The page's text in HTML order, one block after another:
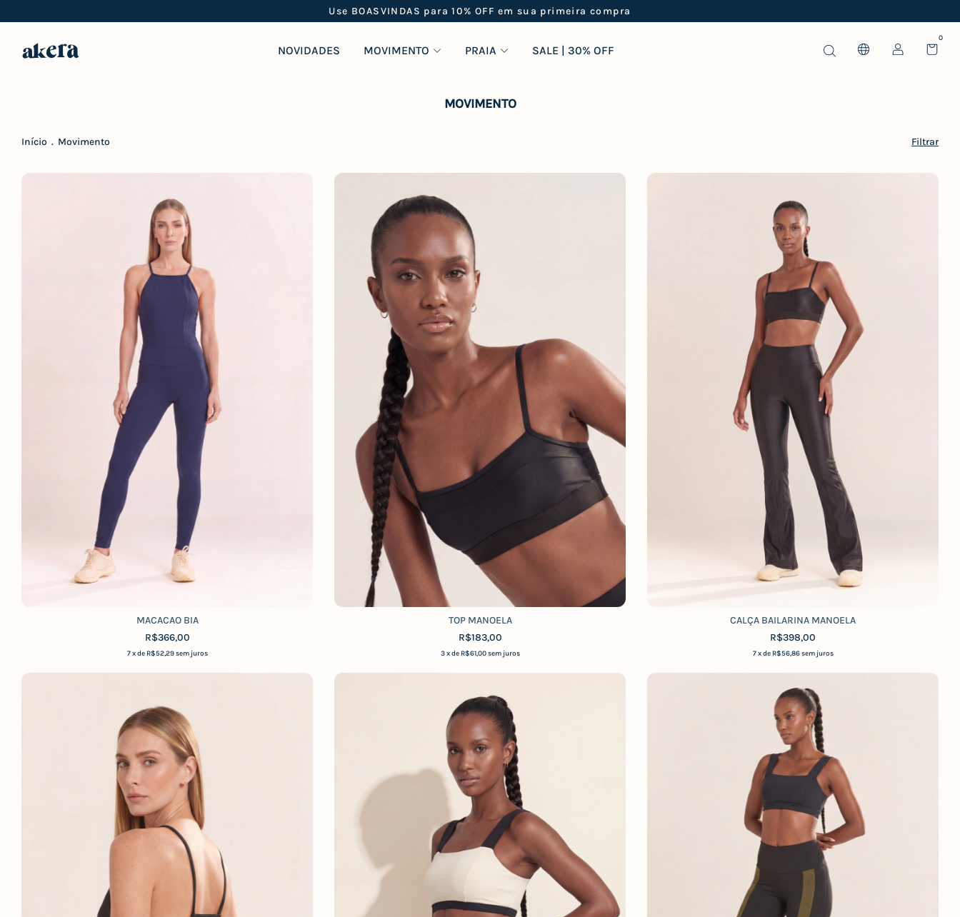
Frete grátis em pedidos acima de R$499
NOVIDADES MOVIMENTO PRAIA SALE | 30% OFF
0
MOVIMENTO
Início . Movimento Filtrar
MACACAO BIA
R$366,00
7 x de R$52,29 sem juros
TOP MANOELA
R$183,00
3 x de R$61,00 sem juros
CALÇA BAILARINA MANOELA
R$398,00
7 x de R$56,86 sem juros